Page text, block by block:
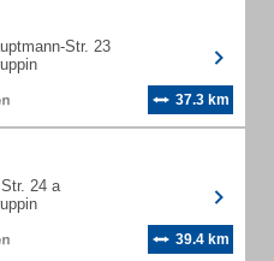
Str. 23
37.3 km
24 a
39.4 km